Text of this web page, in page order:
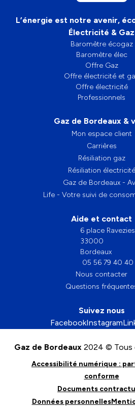
L’énergie est notre avenir,
Électricité & Gaz
Baromètre écogaz
Baromètre élec
Offre Gaz
Offre électricité et
Offre électricité
Professionnels
Gaz de Bordeaux &
Mon espace client
Carrières
Résiliation gaz
Résiliation électricité
Gaz de Bordeaux -
Life - Votre suivi de
Aide et contact
6 place Ravezies
33000
Bordeaux
05 56 79 40 40
Nous contacter
Questions
Suivez nous
FacebookInstagram
Gaz de Bordeaux 2024 © Tous
Accessibilité numérique :
conforme
Documents
Données personnelles